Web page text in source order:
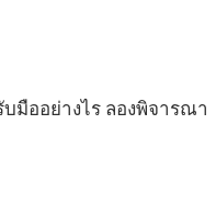
มืออย่างไร ลองพิจารณา